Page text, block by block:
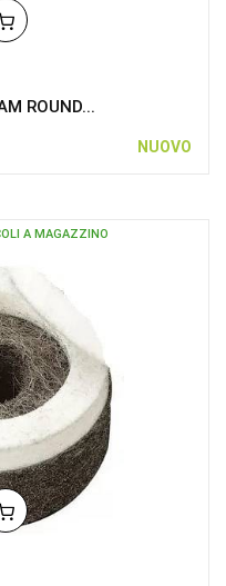
ROUND...
NUOVO
A MAGAZZINO